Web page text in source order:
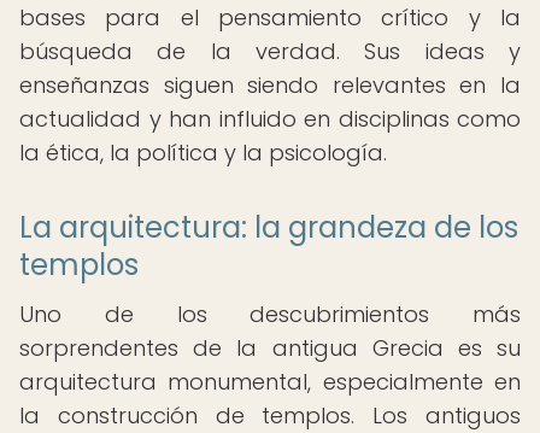
bases para el pensamiento crítico y la
búsqueda de la verdad. Sus ideas y
enseñanzas siguen siendo relevantes en la
actualidad y han influido en disciplinas como
la ética, la política y la psicología.
La arquitectura: la grandeza de los
templos
Uno de los descubrimientos más
sorprendentes de la antigua Grecia es su
arquitectura monumental, especialmente en
la construcción de templos. Los antiguos